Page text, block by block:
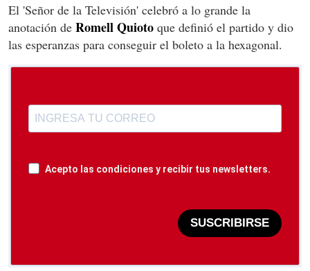
El 'Señor de la Televisión' celebró a lo grande la
anotación de Romell Quioto que definió el partido y dio
las esperanzas para conseguir el boleto a la hexagonal.
Acepto las condiciones y recibir tus newsletters.
SUSCRIBIRSE